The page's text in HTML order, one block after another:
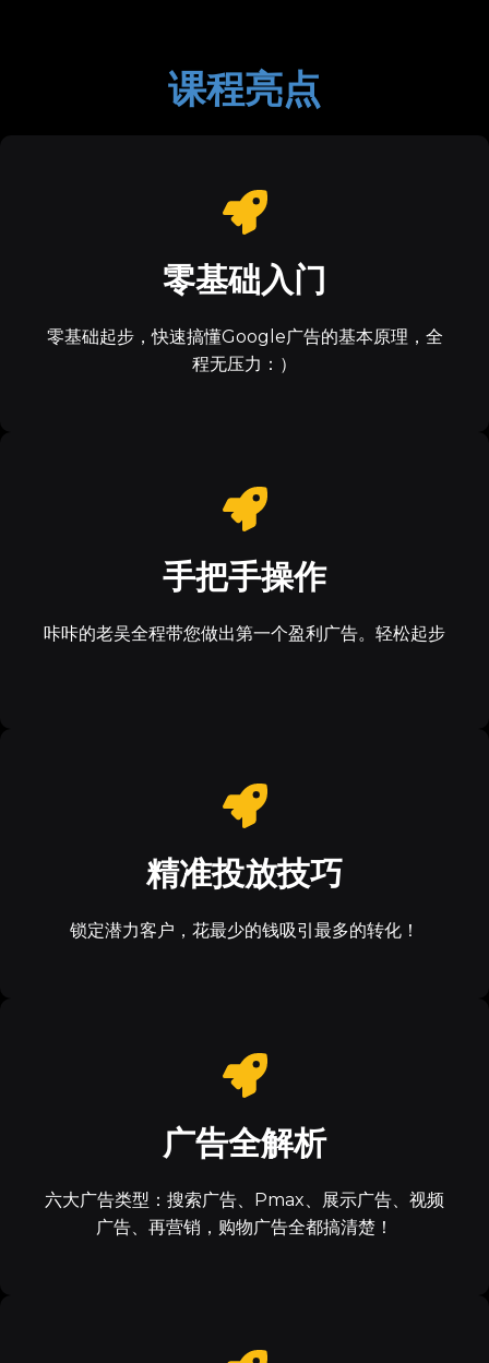
课程亮点
零基础入门
零基础起步，快速搞懂Google广告的基本原理，全
程无压力：）
手把手操作
咔咔的老吴全程带您做出第一个盈利广告。轻松起步
精准投放技巧
锁定潜力客户，花最少的钱吸引最多的转化！
广告全解析
六大广告类型：搜索广告、Pmax、展示广告、视频
广告、再营销，购物广告全都搞清楚！